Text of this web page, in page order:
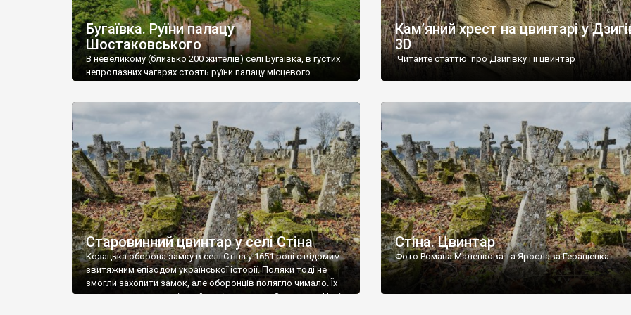
Бугаївка. Руїни палацу
Шостаковського
В невеликому (близько 200 жителів) селі Бугаївка, в густих
непролазних чагарях стоять руїни палацу місцевого
потім клуб, ще пізніше – гуртожиток. У 60-х роках минулого
століття тут розмістили туберкульозну лікарню. Коли із
палацу виїхала лікарня – ми точно не […]
Кам’яний хрест на цвинтарі у
3D
Читайте статтю про Дзигівку і її цвинтар
Старовинний цвинтар у селі Стіна
Козацька оборона замку в селі Стіна у 1651 році є відомим
звитяжним епізодом української історії. Поляки тоді не
змогли захопити замок, але оборонців полягло чимало. Їх
поховали на цвинтарі, який тоді називався Замковим. Нині
Стіна. Цвинтар
Фото Романа Маленкова та Ярослава Геращенка